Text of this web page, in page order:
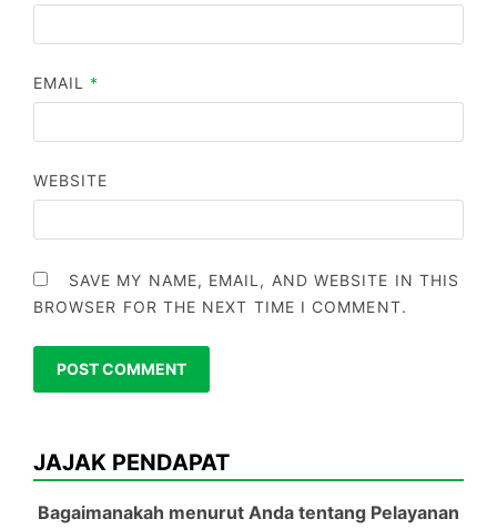
EMAIL *
WEBSITE
SAVE MY NAME, EMAIL, AND WEBSITE IN THIS
BROWSER FOR THE NEXT TIME I COMMENT.
JAJAK PENDAPAT
Bagaimanakah menurut Anda tentang Pelayanan